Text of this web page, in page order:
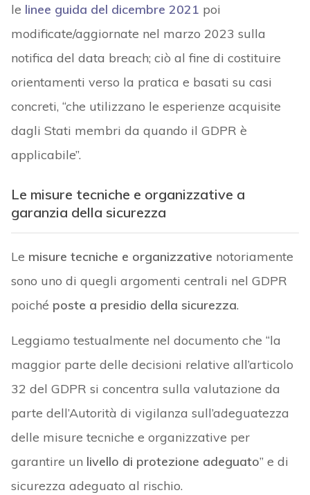
le linee guida del dicembre 2021 poi
modificate/aggiornate nel marzo 2023 sulla
notifica del data breach; ciò al fine di costituire
orientamenti verso la pratica e basati su casi
concreti, “che utilizzano le esperienze acquisite
dagli Stati membri da quando il GDPR è
applicabile”.
Le misure tecniche e organizzative a
garanzia della sicurezza
Le misure tecniche e organizzative notoriamente
sono uno di quegli argomenti centrali nel GDPR
poiché poste a presidio della sicurezza.
Leggiamo testualmente nel documento che “la
maggior parte delle decisioni relative all’articolo
32 del GDPR si concentra sulla valutazione da
parte dell’Autorità di vigilanza sull’adeguatezza
delle misure tecniche e organizzative per
garantire un livello di protezione adeguato” e di
sicurezza adeguato al rischio.